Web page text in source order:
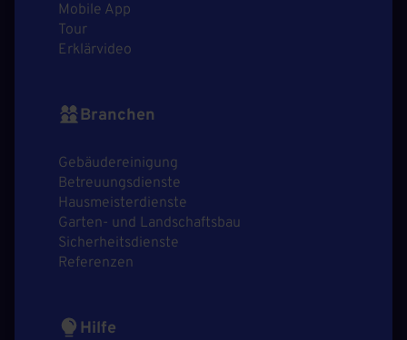
Mobile App
Tour
Erklärvideo
Branchen
Gebäudereinigung
Betreuungsdienste
Hausmeisterdienste
Garten- und Landschaftsbau
Sicherheitsdienste
Referenzen
Hilfe